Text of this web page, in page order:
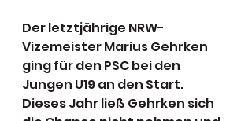
Der letztjährige NRW-
Vizemeister Marius Gehrken
ging für den PSC bei den
Jungen U19 an den Start.
Dieses Jahr ließ Gehrken sich